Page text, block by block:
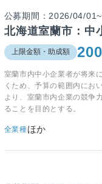
公募期間：2026/04/
北海道室蘭市：中
上限金額・助成額
室蘭市内中小企業者が将来
くため、予算の範囲内にお
より、室蘭市内企業の競争
ることを目的とする。
全業種ほか